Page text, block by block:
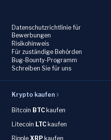
Datenschutzrichtlinie für
Bewerbungen
Risikohinweis
Für zuständige Behörden
Bug-Bounty-Programm
Schreiben Sie für uns
Krypto kaufen
Bitcoin BTC kaufen
Litecoin LTC kaufen
Ripple XRP kaufen